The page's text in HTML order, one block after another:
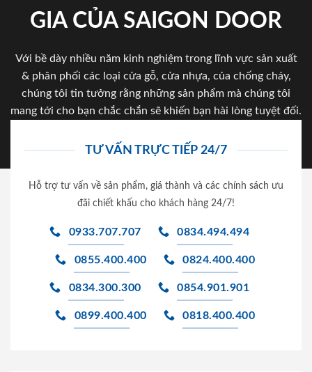
GIA CỦA SAIGON DOOR
Với bề dày nhiều năm kinh nghiệm trong lĩnh vực sản xuất
& phân phối các loại cửa gỗ, cửa nhựa, của chống cháy,
chúng tôi tin tưởng rằng những sản phẩm mà chúng tôi
mang tới cho bạn chắc chắn sẽ khiến bạn hài lòng tuyệt đối.
TƯ VẤN TRỰC TIẾP 24/7
Hỗ trợ tư vấn về sản phẩm, giá thành và các chính sách ưu
đãi chiết khấu cho khách hàng 24/7!
0933.707.707 0834.494.494
0855.400.400 0824.400.400
0834.300.300 0854.901.901
0899.400.400 0818.400.400